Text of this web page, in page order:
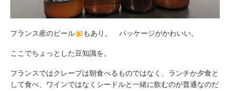
フランス産のビール もあり。 パッケージがかわいい。
ここでちょっとした豆知識を。
フランスではクレープは朝食べるものではなく、ランチか夕食と
して食べ、ワインではなくシードルと一緒に飲むのが普通なのだ